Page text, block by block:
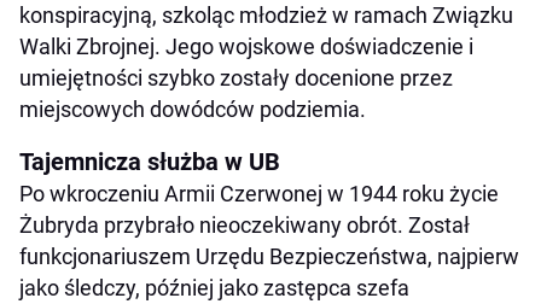
konspiracyjną, szkoląc młodzież w ramach Związku
Walki Zbrojnej. Jego wojskowe doświadczenie i
umiejętności szybko zostały docenione przez
miejscowych dowódców podziemia.
Tajemnicza służba w UB
Po wkroczeniu Armii Czerwonej w 1944 roku życie
Żubryda przybrało nieoczekiwany obrót. Został
funkcjonariuszem Urzędu Bezpieczeństwa, najpierw
jako śledczy, później jako zastępca szefa